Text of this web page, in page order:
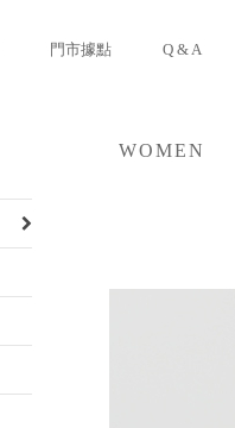
門市據點 Q & A
WOMEN